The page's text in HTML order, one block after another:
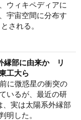
ウィキペディアに
宇宙空間に分布す
される。
縁部に由来か リ
工大ら
に微惑星の衝突の
いるが、最近の研
、実は太陽系外縁部
明した。